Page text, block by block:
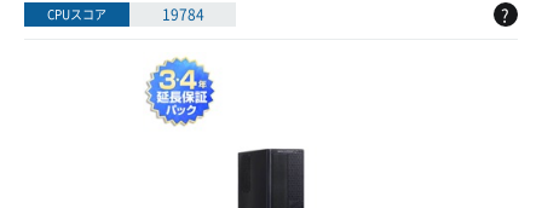
CPUスコア 19784 ?